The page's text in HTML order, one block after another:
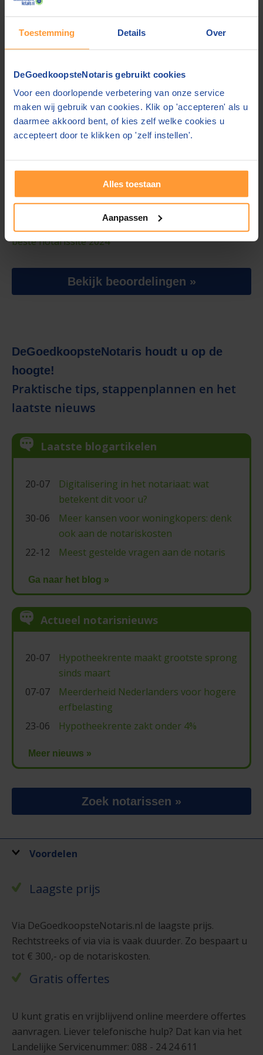
Toestemming Details Over
DeGoedkoopsteNotaris gebruikt cookies
Voor een doorlopende verbetering van onze service
maken wij gebruik van cookies. Klik op 'accepteren' als u
daarmee akkoord bent, of kies zelf welke cookies u
accepteert door te klikken op 'zelf instellen'.
Alles toestaan
Aanpassen
Gebruikers over ons
8.0
"duidelijk en eenvoudig notaris opzoeken"
pinilla aguilar, 's-Gravenhage
19 juli 2026 13:35
Meer beoordelingen »
We krijgen een8,6uit59.872beoordelingenop onze
website. Geeft u liever ergens anders feedback?
Beoordeel ons dan op
Kiyoh Trustpilot
beste notarissite 2024
Bekijk beoordelingen »
DeGoedkoopsteNotaris houdt u op de
hoogte!
Praktische tips, stappenplannen en het
laatste nieuws
Laatste blogartikelen
20-07
Digitalisering in het notariaat: wat
betekent dit voor u?
30-06
Meer kansen voor woningkopers: denk
ook aan de notariskosten
22-12
Meest gestelde vragen aan de notaris
Ga naar het blog »
Actueel notarisnieuws
20-07
Hypotheekrente maakt grootste sprong
sinds maart
07-07
Meerderheid Nederlanders voor hogere
erfbelasting
23-06
Hypotheekrente zakt onder 4%
Meer nieuws »
Zoek notarissen »
Voordelen
Laagste prijs
Via DeGoedkoopsteNotaris.nl de laagste prijs.
Rechtstreeks of via via is vaak duurder. Zo bespaart u
tot € 300,- op de notariskosten.
Gratis offertes
U kunt gratis en vrijblijvend online meerdere offertes
aanvragen. Liever telefonische hulp? Dat kan via het
Landelijke Servicenummer: 088 - 24 24 611